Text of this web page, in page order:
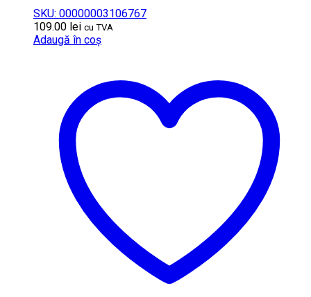
SKU: 00000003106767
109.00 lei cu TVA
Adaugă în coș